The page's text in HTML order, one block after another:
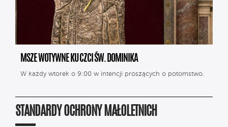
MSZE WOTYWNE KU CZCI ŚW. DOMINIKA
W każdy wtorek o 9:00 w intencji proszących o potomstwo.
STANDARDY OCHRONY MAŁOLETNICH